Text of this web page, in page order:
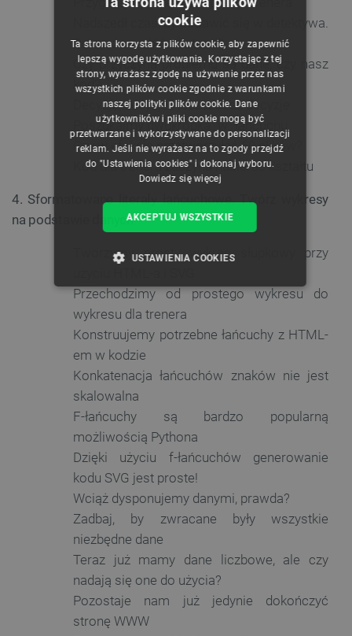
Nadszedł czas, by pobawić się w detektywa.
Co można robić z listami?
Czy przyczyną problemu są dane, czy nasz
kod?
Decyzje, decyzje i jeszcze raz decyzje
Poszukajmy dwukropka "w" łańcuchu
Czy w efekcie przetworzyłeś 60 plików?
Kod dla trenera zaczyna nabierać kształtu
4. Sformatowane literały łańcuchowe. Twórz wykresy
na podstawie danych
Tworzymy prosty wykres słupkowy przy
Przechodzimy od prostego wykresu do
wykresu dla trenera
Konstruujemy potrzebne łańcuchy z HTML-
em w kodzie
Konkatenacja łańcuchów znaków nie jest
skalowalna
F-łańcuchy są bardzo popularną
możliwością Pythona
Dzięki użyciu f-łańcuchów generowanie
kodu SVG jest proste!
Wciąż dysponujemy danymi, prawda?
Zadbaj, by zwracane były wszystkie
niezbędne dane
Teraz już mamy dane liczbowe, ale czy
nadają się one do użycia?
Pozostaje nam już jedynie dokończyć
stronę WWW
CZECH
ENGLISH
GERMAN
cookie
Ta strona korzysta z plików cookie, aby zapewnić
lepszą wygodę użytkowania. Korzystając z tej
strony, wyrażasz zgodę na używanie przez nas
wszystkich plików cookie zgodnie z warunkami
naszej polityki plików cookie. Dane
użytkowników i pliki cookie mogą być
przetwarzane i wykorzystywane do personalizacji
reklam. Jeśli nie wyrażasz na to zgody przejdź
do "Ustawienia cookies" i dokonaj wyboru.
Dowiedz się więcej
AKCEPTUJ WSZYSTKIE
USTAWIENIA COOKIES
NIEZBĘDNE WYDAJNOŚĆ
TARGETOWANIE
Niezbędne Wydajność
Funkcjonalność
Niezbędne pliki cookie umożliwiają korzystanie z
podstawowych funkcji strony internetowej, takich
jak logowanie użytkownika i zarządzanie kontem.
prawidłowo korzystać ze strony internetowej.
Nazwa
Provider /
PrestaShop-[abcdef0123456789]{32} .botland.com.pl